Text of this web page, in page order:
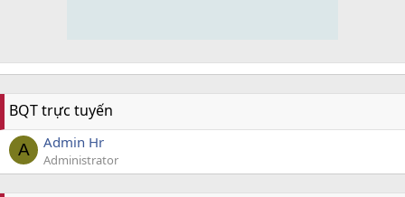
BQT trực tuyến
A Admin Hr
Administrator